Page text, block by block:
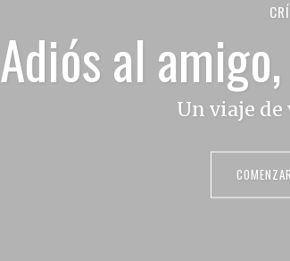
Adiós al
Un viaje